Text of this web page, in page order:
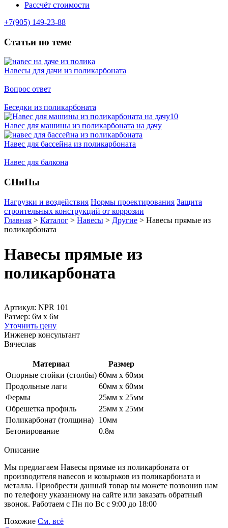
Рассчёт стоимости
+7(905) 149-23-88
Статьи по теме
Навесы для дачи из поликарбоната
Вопрос ответ
Беседки из поликарбоната
Навес для машины из поликарбоната на дачу
Навес для бассейна из поликарбоната
Навес для балкона
СНиПы
Нагрузки и воздействия Нормы проектирования Защита
строительных конструкций от коррозии
Главная > Каталог > Навесы > Другие > Навесы прямые из
поликарбоната
Навесы прямые из
поликарбоната
Артикул: NPR 101
Размер: 6м x 6м
Уточнить цену
Инженер консультант
Вячеслав
Материал
Размер
Опорные стойки (столбы) 60мм х 60мм
Продольные лаги
60мм х 60мм
Фермы
25мм х 25мм
Обрешетка профиль
25мм х 25мм
Поликарбонат (толщина)
10мм
Бетонирование
0.8м
Описание
Мы предлагаем Навесы прямые из поликарбоната от
производителя навесов и козырьков из поликарбоната и
металла. Приобрести данный товар вы можете позвонив нам
по телефону указанному на сайте или заказать обратный
звонок. Работаем с Пн по Вс с 9:00 до 18:00
Похожие См. всё